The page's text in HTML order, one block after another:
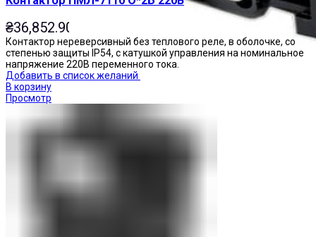
₴36,852.90
Контактор нереверсивный без теплового реле, в оболочке, со
степенью защиты IP54, с катушкой управления на номинальное
напряжение 220В переменного тока.
Добавить в список желаний
В корзину
Просмотр